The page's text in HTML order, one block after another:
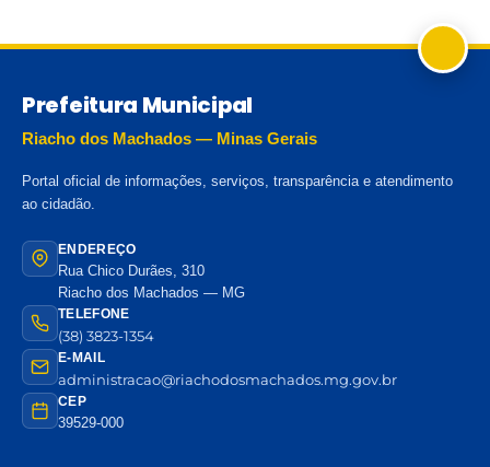
Prefeitura Municipal
Riacho dos Machados — Minas Gerais
Portal oficial de informações, serviços, transparência e atendimento
ao cidadão.
ENDEREÇO
Rua Chico Durães, 310
Riacho dos Machados — MG
TELEFONE
(38) 3823-1354
E-MAIL
administracao@riachodosmachados.mg.gov.br
CEP
39529-000